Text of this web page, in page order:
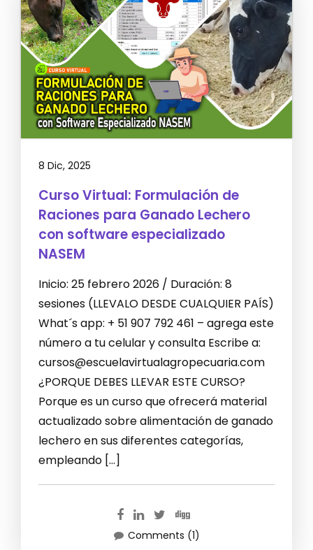
8 Dic, 2025
Curso Virtual: Formulación de
Raciones para Ganado Lechero
con software especializado
NASEM
Inicio: 25 febrero 2026 / Duración: 8
sesiones (LLEVALO DESDE CUALQUIER PAÍS)
What´s app: + 51 907 792 461 – agrega este
número a tu celular y consulta Escribe a:
cursos@escuelavirtualagropecuaria.com
¿PORQUE DEBES LLEVAR ESTE CURSO?
Porque es un curso que ofrecerá material
actualizado sobre alimentación de ganado
lechero en sus diferentes categorías,
empleando […]
Comments (1)